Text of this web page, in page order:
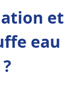
et
eau